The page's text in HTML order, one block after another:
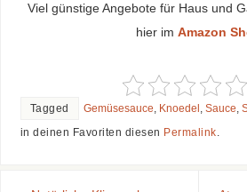
Viel günstige Angebote für Haus und
hier im Amazon
Tagged Gemüsesauce, Knoedel , Sauce,
in deinen Favoriten diesen Permalink.